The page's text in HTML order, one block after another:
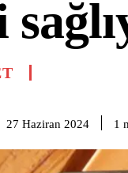
27 Haziran 2024 1